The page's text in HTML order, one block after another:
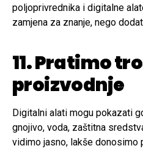
poljoprivrednika i digitalne
zamjena za znanje, nego
11. Pratimo
proizvodnje
Digitalni alati mogu pokazati
gnojivo, voda, zaštitna
vidimo jasno, lakše donosimo